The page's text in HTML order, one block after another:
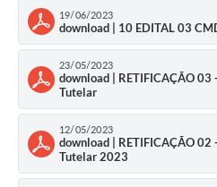
19/06/2023
download | 10 EDITAL 03
23/05/2023
download | RETIFICAÇÃO 03
Tutelar
12/05/2023
download | RETIFICAÇÃO 02
Tutelar 2023